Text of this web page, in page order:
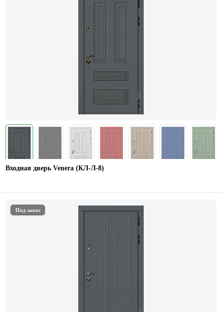
Входная дверь Venera (КЛ-Л-8)
Под заказ